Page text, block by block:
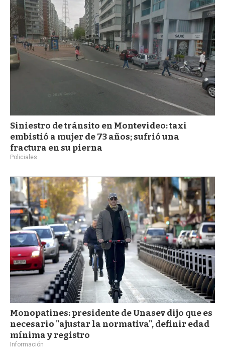
Siniestro de tránsito en Montevideo: taxi
embistió a mujer de 73 años; sufrió una
fractura en su pierna
Policiales
Monopatines: presidente de Unasev dijo que es
necesario "ajustar la normativa", definir edad
mínima y registro
Información